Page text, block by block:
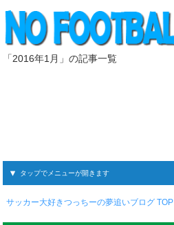
「2016年1月」の記事一覧
タップでメニューが開きます
サッカー大好きつっちーの夢追いブログ TOP